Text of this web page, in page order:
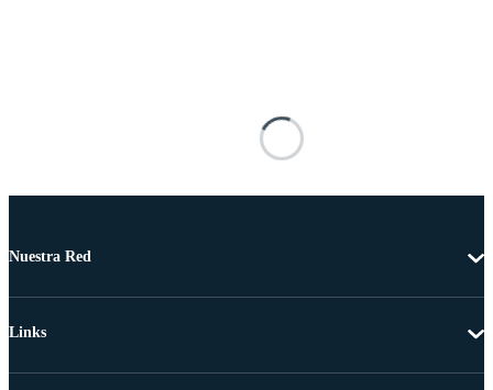
Nuestra Red
Links